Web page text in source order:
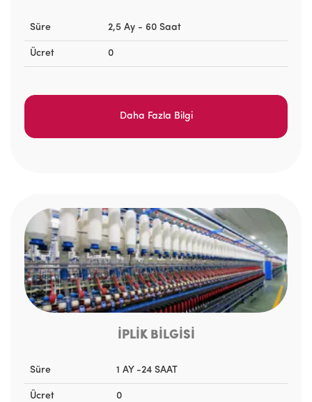
Süre 2,5 Ay - 60 Saat
Ücret 0
Daha Fazla Bilgi
İPLİK BİLGİSİ
Süre 1 AY -24 SAAT
Ücret 0